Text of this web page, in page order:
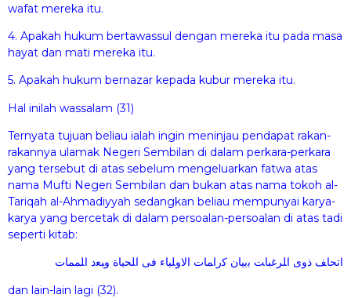
wafat mereka itu.
4. Apakah hukum bertawassul dengan mereka itu pada masa
hayat dan mati mereka itu.
5. Apakah hukum bernazar kepada kubur mereka itu.
Hal inilah wassalam (31)
Ternyata tujuan beliau ialah ingin meninjau pendapat rakan-
rakannya ulamak Negeri Sembilan di dalam perkara-perkara
yang tersebut di atas sebelum mengeluarkan fatwa atas
nama Mufti Negeri Sembilan dan bukan atas nama tokoh al-
Tariqah al-Ahmadiyyah sedangkan beliau mempunyai karya-
karya yang bercetak di dalam persoalan-persoalan di atas tadi
seperti kitab:
ﺍﺗﺤﺎﻒ ﺫﻭﻯ ﺍﻠﺮﻏﺒﺎﺖ ﺑﺑﻴﺎﻥ ﮐرﺍﻤﺎﺕ ﺍﻻﻭﻠﻴﺎء ﻓﻰ ﺍﻠﺤﻴﺎﺓ ﻭﺒﻌﺩ ﺍﻠﻤﻤﺎﺕ
dan lain-lain lagi (32).